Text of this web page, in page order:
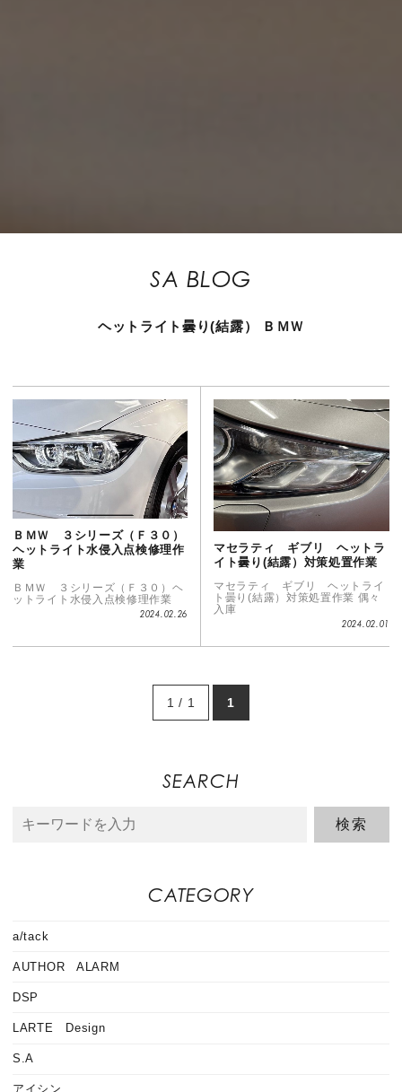
SA BLOG
ヘットライト曇り(結露） ＢＭＷ
ＢＭＷ ３シリーズ（Ｆ３０）
ヘットライト水侵入点検修理作
業
ＢＭＷ ３シリーズ（Ｆ３０）ヘ
ットライト水侵入点検修理作業
2024.02.26
マセラティ ギブリ ヘットラ
イト曇り(結露）対策処置作業
マセラティ ギブリ ヘットライ
ト曇り(結露）対策処置作業 偶々
入庫
2024.02.01
1 / 1 1
SEARCH
CATEGORY
a/tack
AUTHOR ALARM
DSP
LARTE Design
S.A